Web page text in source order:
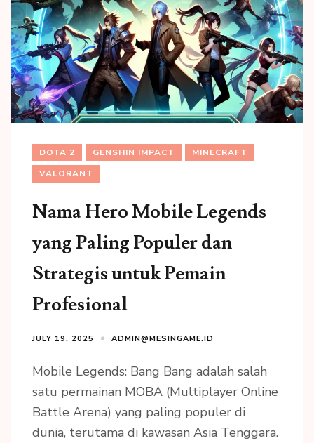
DOTA 2 GENSHIN IMPACT
MINECRAFT
VALORANT
Nama Hero Mobile Legends
yang Paling Populer dan
Strategis untuk Pemain
Profesional
JULY 19, 2025 ADMIN@MESINGAME.ID
Mobile Legends: Bang Bang adalah salah
satu permainan MOBA (Multiplayer Online
Battle Arena) yang paling populer di
dunia, terutama di kawasan Asia Tenggara.